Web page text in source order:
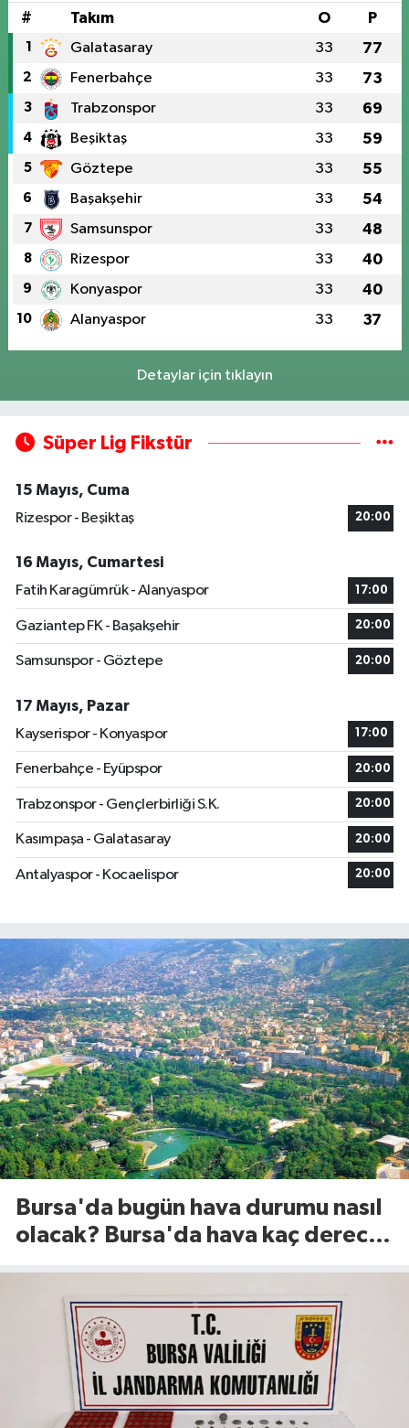
# Takım O P
1 Galatasaray 33 77
2 Fenerbahçe 33 73
3 Trabzonspor 33 69
4 Beşiktaş 33 59
5 Göztepe 33 55
6 Başakşehir 33 54
7 Samsunspor 33 48
8 Rizespor 33 40
9 Konyaspor 33 40
10 Alanyaspor 33 37
Detaylar için tıklayın
Süper Lig Fikstür
15 Mayıs, Cuma
Rizespor - Beşiktaş
20:00
16 Mayıs, Cumartesi
Fatih Karagümrük - Alanyaspor
17:00
Gaziantep FK - Başakşehir 20:00
Samsunspor - Göztepe 20:00
17 Mayıs, Pazar
Kayserispor - Konyaspor
17:00
Fenerbahçe - Eyüpspor 20:00
Trabzonspor - Gençlerbirliği S.K. 20:00
Kasımpaşa - Galatasaray 20:00
Antalyaspor - Kocaelispor 20:00
Bursa'da bugün hava durumu nasıl
olacak? Bursa'da hava kaç derece?